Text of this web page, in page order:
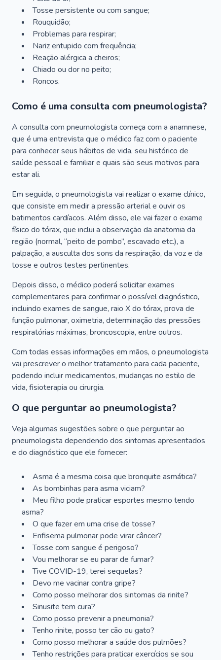
Tosse persistente ou com sangue;
Rouquidão;
Problemas para respirar;
Nariz entupido com frequência;
Reação alérgica a cheiros;
Chiado ou dor no peito;
Roncos.
Como é uma consulta com pneumologista?
A consulta com pneumologista começa com a anamnese,
que é uma entrevista que o médico faz com o paciente
para conhecer seus hábitos de vida, seu histórico de
saúde pessoal e familiar e quais são seus motivos para
estar ali.
Em seguida, o pneumologista vai realizar o exame clínico,
que consiste em medir a pressão arterial e ouvir os
batimentos cardíacos. Além disso, ele vai fazer o exame
físico do tórax, que inclui a observação da anatomia da
região (normal, “peito de pombo”, escavado etc.), a
palpação, a ausculta dos sons da respiração, da voz e da
tosse e outros testes pertinentes.
Depois disso, o médico poderá solicitar exames
complementares para confirmar o possível diagnóstico,
incluindo exames de sangue, raio X do tórax, prova de
função pulmonar, oximetria, determinação das pressões
respiratórias máximas, broncoscopia, entre outros.
Com todas essas informações em mãos, o pneumologista
vai prescrever o melhor tratamento para cada paciente,
podendo incluir medicamentos, mudanças no estilo de
vida, fisioterapia ou cirurgia.
O que perguntar ao pneumologista?
Veja algumas sugestões sobre o que perguntar ao
pneumologista dependendo dos sintomas apresentados
e do diagnóstico que ele fornecer:
Asma é a mesma coisa que bronquite asmática?
As bombinhas para asma viciam?
Meu filho pode praticar esportes mesmo tendo
asma?
O que fazer em uma crise de tosse?
Enfisema pulmonar pode virar câncer?
Tosse com sangue é perigoso?
Vou melhorar se eu parar de fumar?
Tive COVID-19, terei sequelas?
Devo me vacinar contra gripe?
Como posso melhorar dos sintomas da rinite?
Sinusite tem cura?
Como posso prevenir a pneumonia?
Tenho rinite, posso ter cão ou gato?
Como posso melhorar a saúde dos pulmões?
Tenho restrições para praticar exercícios se sou